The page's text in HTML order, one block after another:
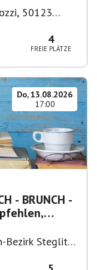
50123
4
FREIE PLÄTZE
Do, 13.08.2026
17:00
Bezirk Steglitz-